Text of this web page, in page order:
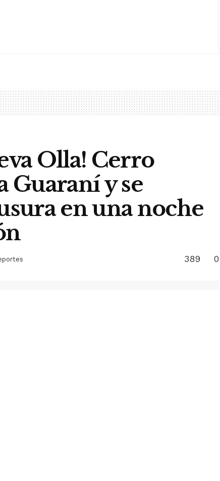
Olla! Cerro
Guaraní y se
en una noche
389 0